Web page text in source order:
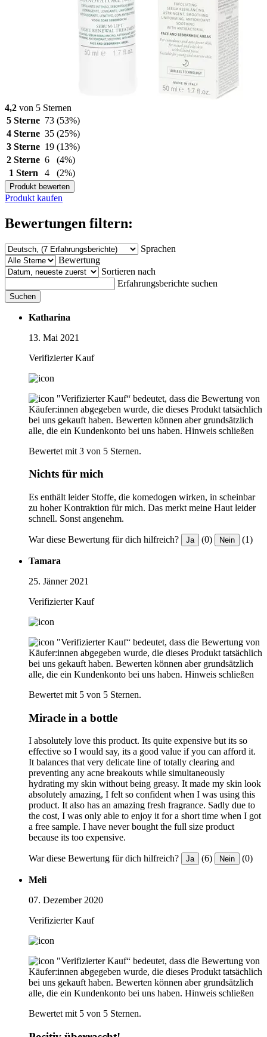
4,2 von 5 Sternen
5 Sterne 73 (53%)
4 Sterne 35 (25%)
3 Sterne 19 (13%)
2 Sterne 6
(4%)
1 Stern
4 (2%)
Produkt bewerten
Produkt kaufen
Bewertungen filtern:
Sprachen
Bewertung
Sortieren nach
Erfahrungsberichte suchen
Suchen
Katharina
13. Mai 2021
Verifizierter Kauf
"Verifizierter Kauf“ bedeutet, dass die Bewertung von
Käufer:innen abgegeben wurde, die dieses Produkt tatsächlich
bei uns gekauft haben. Bewerten können aber grundsätzlich
alle, die ein Kundenkonto bei uns haben. Hinweis schließen
Bewertet mit 3 von 5 Sternen.
Nichts für mich
Es enthält leider Stoffe, die komedogen wirken, in scheinbar
zu hoher Kontraktion für mich. Das merkt meine Haut leider
schnell. Sonst angenehm.
War diese Bewertung für dich hilfreich? Ja (0) Nein (1)
Tamara
25. Jänner 2021
Verifizierter Kauf
"Verifizierter Kauf“ bedeutet, dass die Bewertung von
Käufer:innen abgegeben wurde, die dieses Produkt tatsächlich
bei uns gekauft haben. Bewerten können aber grundsätzlich
alle, die ein Kundenkonto bei uns haben. Hinweis schließen
Bewertet mit 5 von 5 Sternen.
Miracle in a bottle
I absolutely love this product. Its quite expensive but its so
effective so I would say, its a good value if you can afford it.
It balances that very delicate line of totally clearing and
preventing any acne breakouts while simultaneously
hydrating my skin without being greasy. It made my skin look
absolutely amazing, I felt so confident when I was using this
product. It also has an amazing fresh fragrance. Sadly due to
the cost, I was only able to enjoy it for a short time when I got
a free sample. I have never bought the full size product
because its too expensive.
War diese Bewertung für dich hilfreich? Ja (6) Nein (0)
Meli
07. Dezember 2020
Verifizierter Kauf
"Verifizierter Kauf“ bedeutet, dass die Bewertung von
Käufer:innen abgegeben wurde, die dieses Produkt tatsächlich
bei uns gekauft haben. Bewerten können aber grundsätzlich
alle, die ein Kundenkonto bei uns haben. Hinweis schließen
Bewertet mit 5 von 5 Sternen.